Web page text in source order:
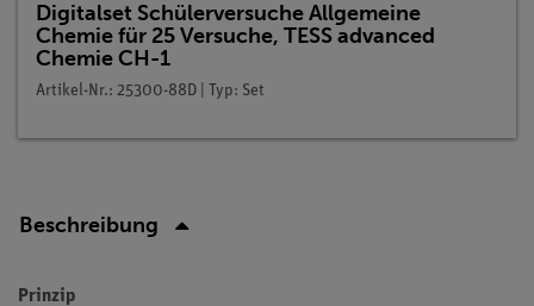
Digitalset Schülerversuche Allgemeine
Chemie für 25 Versuche, TESS advanced
Chemie CH-1
Artikel-Nr.: 25300-88D | Typ: Set
Beschreibung
Prinzip